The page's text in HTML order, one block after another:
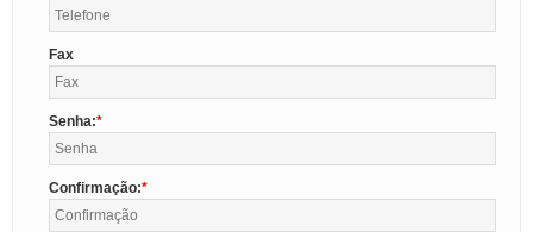
Fax
Senha:
Confirmação: